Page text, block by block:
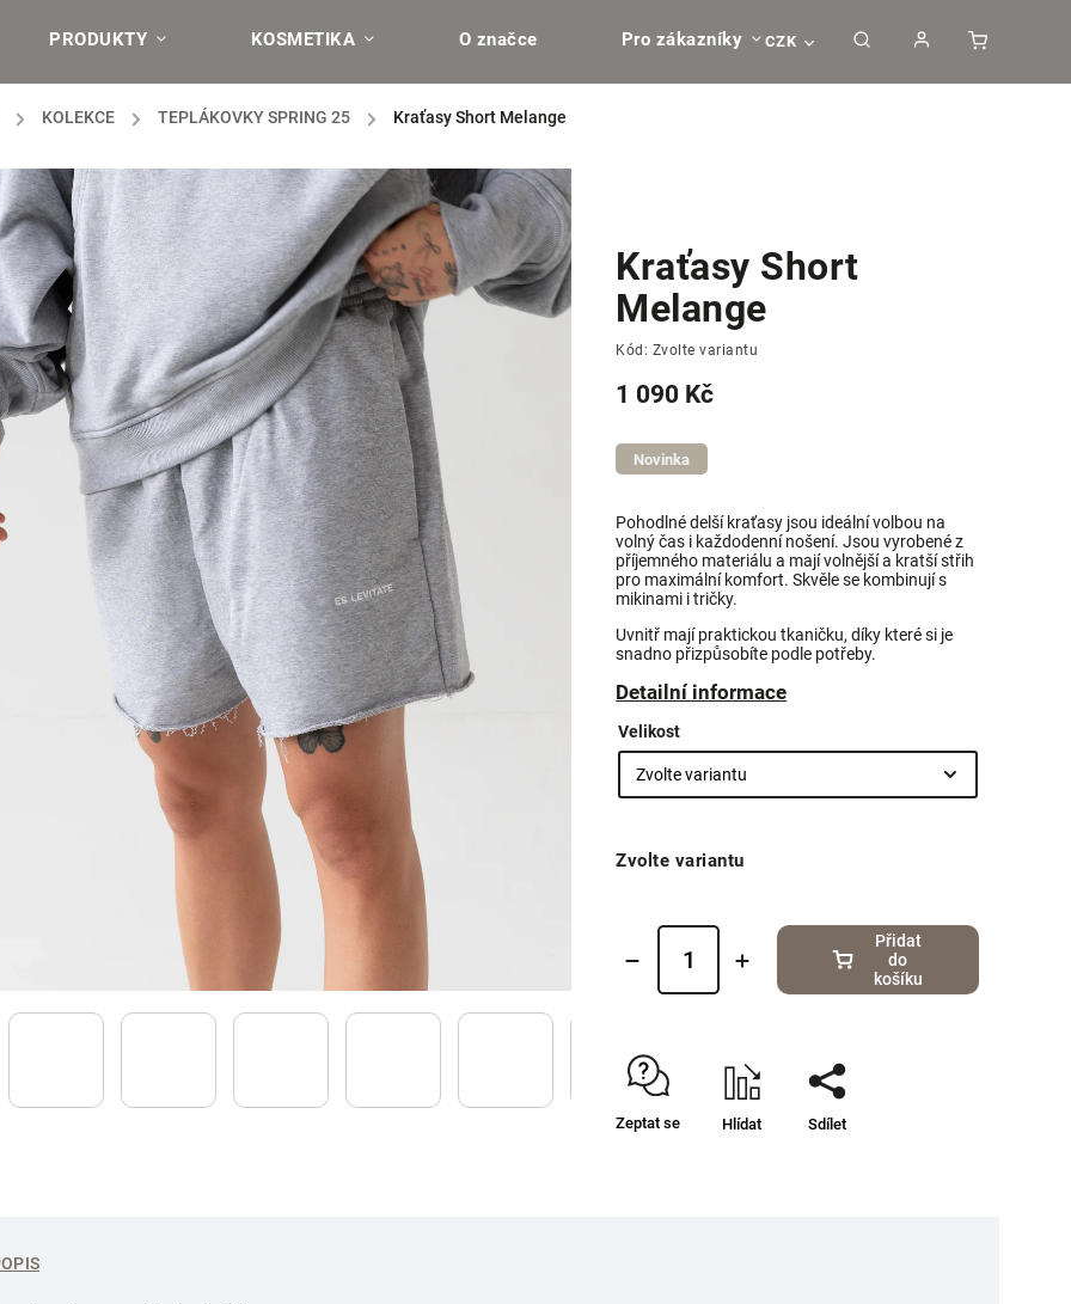
CZK
PRODUKTY KOSMETIKA O značce Pro zákazníky
/ KOLEKCE / TEPLÁKOVKY SPRING 25 / Kraťasy Short Melange
Kraťasy Short
Melange
Kód: Zvolte variantu
1 090 Kč
Novinka
Pohodlné delší kraťasy jsou ideální volbou na
volný čas i každodenní nošení. Jsou vyrobené z
příjemného materiálu a mají volnější a kratší střih
pro maximální komfort. Skvěle se kombinují s
mikinami i tričky.
Uvnitř mají praktickou tkaničku, díky které si je
snadno přizpůsobíte podle potřeby.
Detailní informace
Velikost
Zvolte variantu
Přidat
do
košíku
Zeptat se Hlídat Sdílet